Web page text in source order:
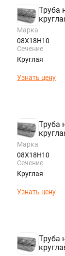
Труба
Марка
08Х18Н10
Сечение
Круглая
Узнать цену
Труба
Марка
08Х18Н10
Сечение
Круглая
Узнать цену
Труба